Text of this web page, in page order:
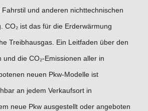
und anderen nichttechnischen
CO₂ ist das für die Erderwärmung
Treibhausgas. Ein Leitfaden über den
und die CO₂-Emissionen aller in
neuen Pkw-Modelle ist
an jedem Verkaufsort in
neue Pkw ausgestellt oder angeboten